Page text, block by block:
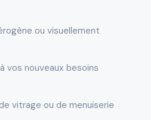
ou visuellement
vos nouveaux besoins
vitrage ou de menuiserie